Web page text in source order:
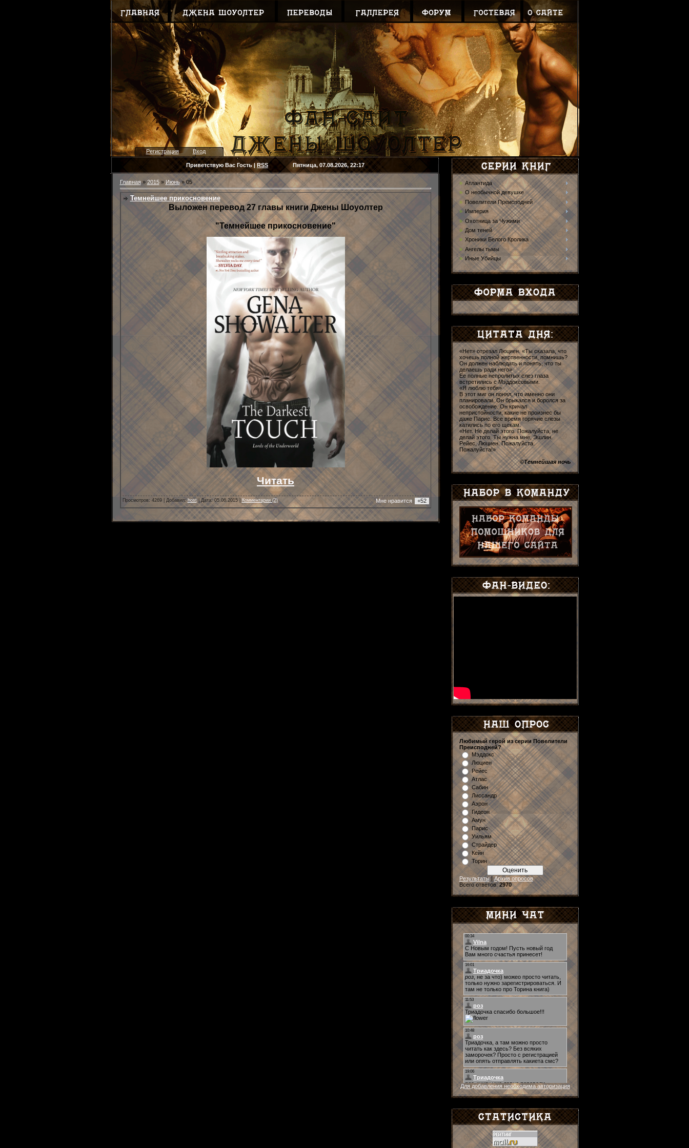
Регистрация Вход
Приветствую Вас Гость | RSSПятница, 07.08.2026, 22:17
Главная» 2015 » Июнь » 05
Темнейшее прикосновение
Выложен перевод 27 главы книги Джены Шоуолтер
"Темнейшее прикосновение"
Читать
Mне нравится +52
Просмотров: 4269 | Добавил: host| Дата:05.06.2015| Комментарии (2)
Атлантида
О необычной девушке
Повелители Преисподней
Империя
Охотница за Чужими
Дом теней
Хроники Белого Кролика
Ангелы тьмы
Иные Убийцы
«Нет» отрезал Люциен. «Ты сказала, что
хочешь полной жертвенности, помнишь?
Он должен наблюдать и понять, что ты
делаешь ради него»
Ее полные непролитых слез глаза
встретились с Мэддоксовыми.
«Я люблю тебя»
В этот миг он понял, что именно они
планировали. Он брыкался и боролся за
освобождение. Он кричал
непристойности, какие не произнес бы
даже Парис. Все время горячие слезы
катились по его щекам.
«Нет. Не делай этого. Пожалуйста, не
делай этого. Ты нужна мне, Эшлин.
Рейес, Люциен. Пожалуйста.
Пожалуйста!»
©Темнейшая ночь
Любимый герой из серии Повелители
Преисподней?
Мэддокс
Люциен
Рейес
Атлас
Сабин
Лиссандр
Аэрон
Гидеон
Амун
Парис
Уильям
Страйдер
Кейн
Торин
Результаты|Архив опросов
Всего ответов:2970
Для добавления необходима авторизация